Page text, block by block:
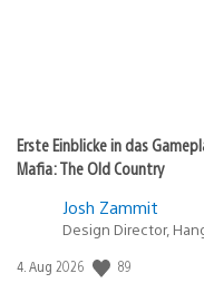
Erste Einblicke in das
Mafia: The Old Country
Josh Zammit
Design Director,
Veröffentlichungsdatum:
4. Aug 2026 89